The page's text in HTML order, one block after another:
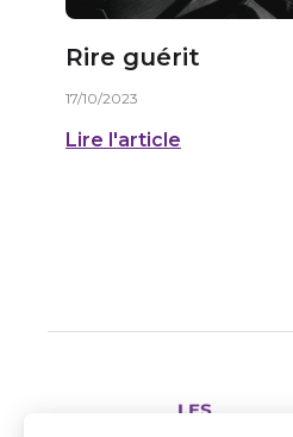
Rire guérit
17/10/2023
Lire l'article